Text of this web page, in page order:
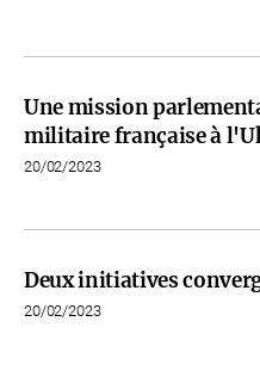
Une mission
militaire française à
20/02/2023
Deux initiatives
20/02/2023